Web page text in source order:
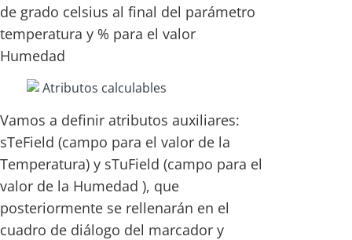
de grado celsius al final del parámetro
temperatura y % para el valor
Humedad
Vamos a definir atributos auxiliares:
sTeField (campo para el valor de la
Temperatura) y sTuField (campo para el
valor de la Humedad ), que
posteriormente se rellenarán en el
cuadro de diálogo del marcador y